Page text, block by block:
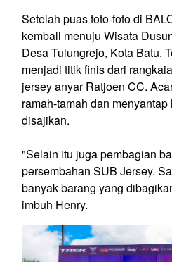
Setelah puas foto-foto di
kembali menuju Wisata
Desa Tulungrejo, Kota Batu.
menjadi titik finis dari
jersey anyar Ratjoen CC.
ramah-tamah dan
disajikan.
"Selain itu juga pembagian
persembahan SUB Jersey.
banyak barang yang
imbuh Henry.